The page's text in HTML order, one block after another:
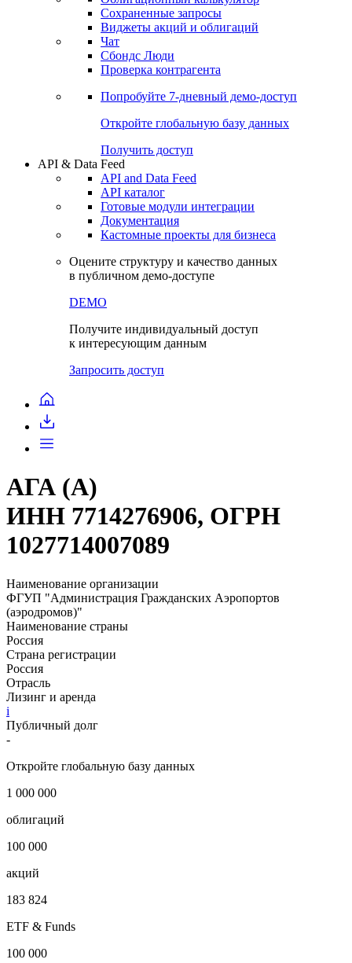
Сохраненные запросы
Виджеты акций и облигаций
Чат
Сбондс Люди
Проверка контрагента
Попробуйте 7-дневный демо-доступ
Откройте глобальную базу данных
Получить доступ
API & Data Feed
API and Data Feed
API каталог
Готовые модули интеграции
Документация
Кастомные проекты для бизнеса
Оцените структуру и качество данных
в публичном демо-доступе
DEMO
Получите индивидуальный доступ
к интересующим данным
Запросить доступ
АГА (А)
ИНН 7714276906, ОГРН
1027714007089
Наименование организации
ФГУП "Администрация Гражданских Аэропортов
(аэродромов)"
Наименование страны
Россия
Страна регистрации
Россия
Отрасль
Лизинг и аренда
i
Публичный долг
-
Откройте глобальную базу данных
1 000 000
облигаций
100 000
акций
183 824
ETF & Funds
100 000